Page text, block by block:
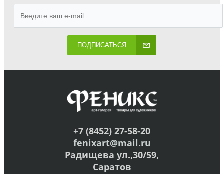
ПОДПИСАТЬСЯ
+7 (8452) 27-58-20
fenixart@mail.ru
Радищева ул.,30/59,
Саратов